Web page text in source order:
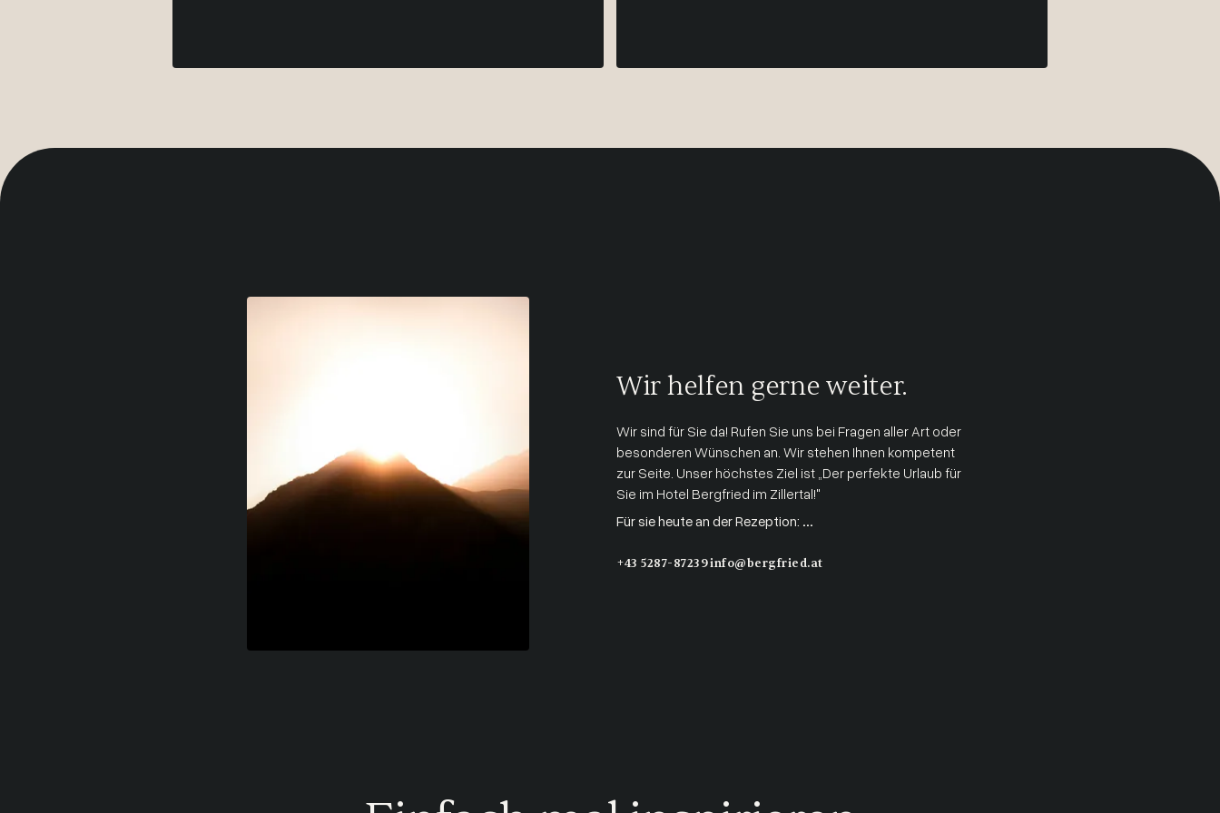
Wir helfen gerne weiter.
Wir sind für Sie da! Rufen Sie uns bei Fragen aller Art oder
besonderen Wünschen an. Wir stehen Ihnen kompetent
zur Seite. Unser höchstes Ziel ist „Der perfekte Urlaub für
Sie im Hotel Bergfried im Zillertal!"
Für sie heute an der Rezeption: ...
+43 5287-87239info@bergfried.at